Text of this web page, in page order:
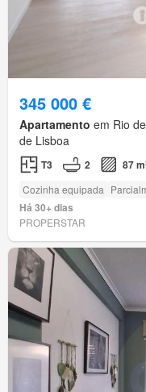
345 000 €
Apartamento em Rio
de Lisboa
T3 2 87
Cozinha equipada
Há 30+ dias
PROPERSTAR